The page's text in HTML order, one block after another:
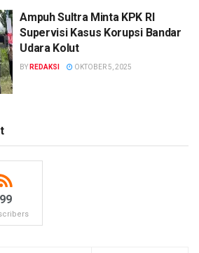
Ampuh Sultra Minta KPK RI
Supervisi Kasus Korupsi Bandar
Udara Kolut
BY REDAKSI OKTOBER 5, 2025
99